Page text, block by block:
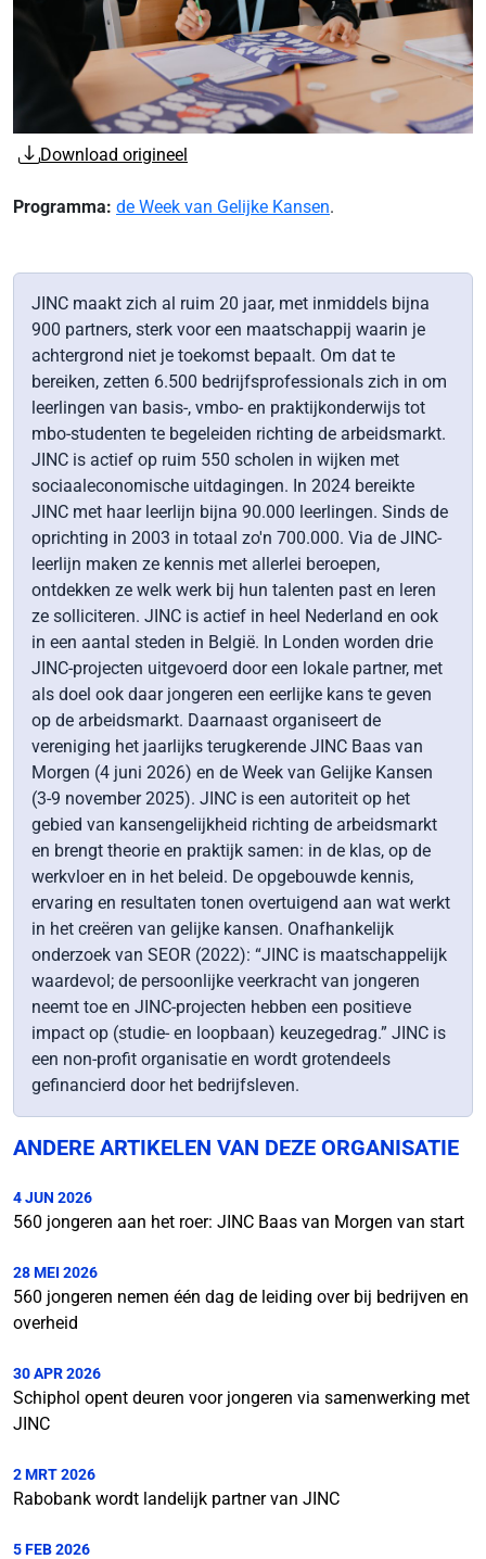
Download origineel
Programma: de Week van Gelijke Kansen.
JINC maakt zich al ruim 20 jaar, met inmiddels bijna
900 partners, sterk voor een maatschappij waarin je
achtergrond niet je toekomst bepaalt. Om dat te
bereiken, zetten 6.500 bedrijfsprofessionals zich in om
leerlingen van basis-, vmbo- en praktijkonderwijs tot
mbo-studenten te begeleiden richting de arbeidsmarkt.
JINC is actief op ruim 550 scholen in wijken met
sociaaleconomische uitdagingen. In 2024 bereikte
JINC met haar leerlijn bijna 90.000 leerlingen. Sinds de
oprichting in 2003 in totaal zo'n 700.000. Via de JINC-
leerlijn maken ze kennis met allerlei beroepen,
ontdekken ze welk werk bij hun talenten past en leren
ze solliciteren. JINC is actief in heel Nederland en ook
in een aantal steden in België. In Londen worden drie
JINC-projecten uitgevoerd door een lokale partner, met
als doel ook daar jongeren een eerlijke kans te geven
op de arbeidsmarkt. Daarnaast organiseert de
vereniging het jaarlijks terugkerende JINC Baas van
Morgen (4 juni 2026) en de Week van Gelijke Kansen
(3-9 november 2025). JINC is een autoriteit op het
gebied van kansengelijkheid richting de arbeidsmarkt
en brengt theorie en praktijk samen: in de klas, op de
werkvloer en in het beleid. De opgebouwde kennis,
ervaring en resultaten tonen overtuigend aan wat werkt
in het creëren van gelijke kansen. Onafhankelijk
onderzoek van SEOR (2022): “JINC is maatschappelijk
waardevol; de persoonlijke veerkracht van jongeren
neemt toe en JINC-projecten hebben een positieve
impact op (studie- en loopbaan) keuzegedrag.” JINC is
een non-profit organisatie en wordt grotendeels
gefinancierd door het bedrijfsleven.
ANDERE ARTIKELEN VAN DEZE ORGANISATIE
4 JUN 2026
560 jongeren aan het roer: JINC Baas van Morgen van start
28 MEI 2026
560 jongeren nemen één dag de leiding over bij bedrijven en
overheid
30 APR 2026
Schiphol opent deuren voor jongeren via samenwerking met
JINC
2 MRT 2026
Rabobank wordt landelijk partner van JINC
5 FEB 2026